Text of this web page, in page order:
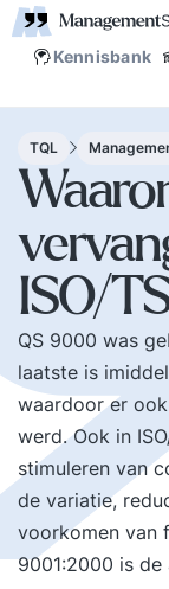
Kennisbank
TQL
ISO/
QS 9000 was
laatste is
waardoor er
werd. Ook in
stimuleren van
de variatie,
voorkomen van
9001:2000 is de